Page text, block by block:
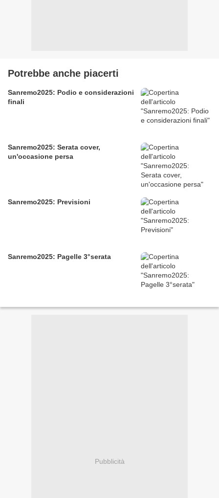
Potrebbe anche piacerti
Sanremo2025: Podio e considerazioni
finali
Sanremo2025: Serata cover,
un'occasione persa
Sanremo2025: Previsioni
Sanremo2025: Pagelle 3°serata
Pubblicità